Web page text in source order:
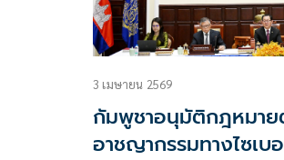
3 เมษายน 2569
กัมพูชาอนุมัติกฎหมา
อาชญากรรมทางไซเบ